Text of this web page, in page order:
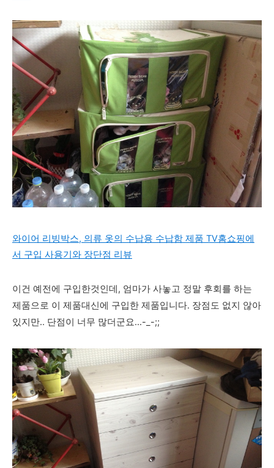
와이어 리빙박스, 의류 옷의 수납용 수납함 제품 TV홈쇼핑에
서 구입 사용기와 장단점 리뷰
이건 예전에 구입한것인데, 엄마가 사놓고 정말 후회를 하는
제품으로 이 제품대신에 구입한 제품입니다. 장점도 없지 않아
있지만.. 단점이 너무 많더군요...-_-;;